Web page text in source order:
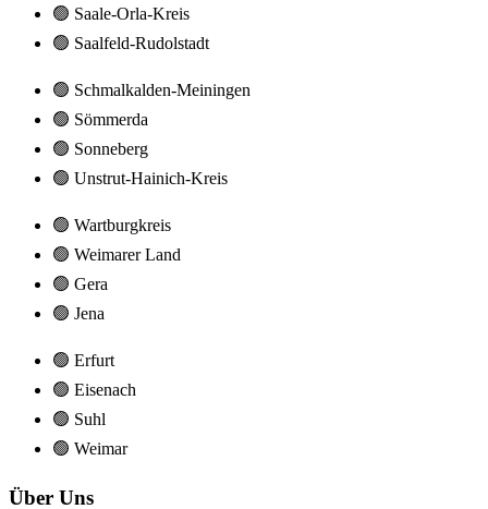
🟢 Saale-Orla-Kreis
🟢 Saalfeld-Rudolstadt
🟢 Schmalkalden-Meiningen
🟢 Sömmerda
🟢 Sonneberg
🟢 Unstrut-Hainich-Kreis
🟢 Wartburgkreis
🟢 Weimarer Land
🟢 Gera
🟢 Jena
🟢 Erfurt
🟢 Eisenach
🟢 Suhl
🟢 Weimar
Über Uns